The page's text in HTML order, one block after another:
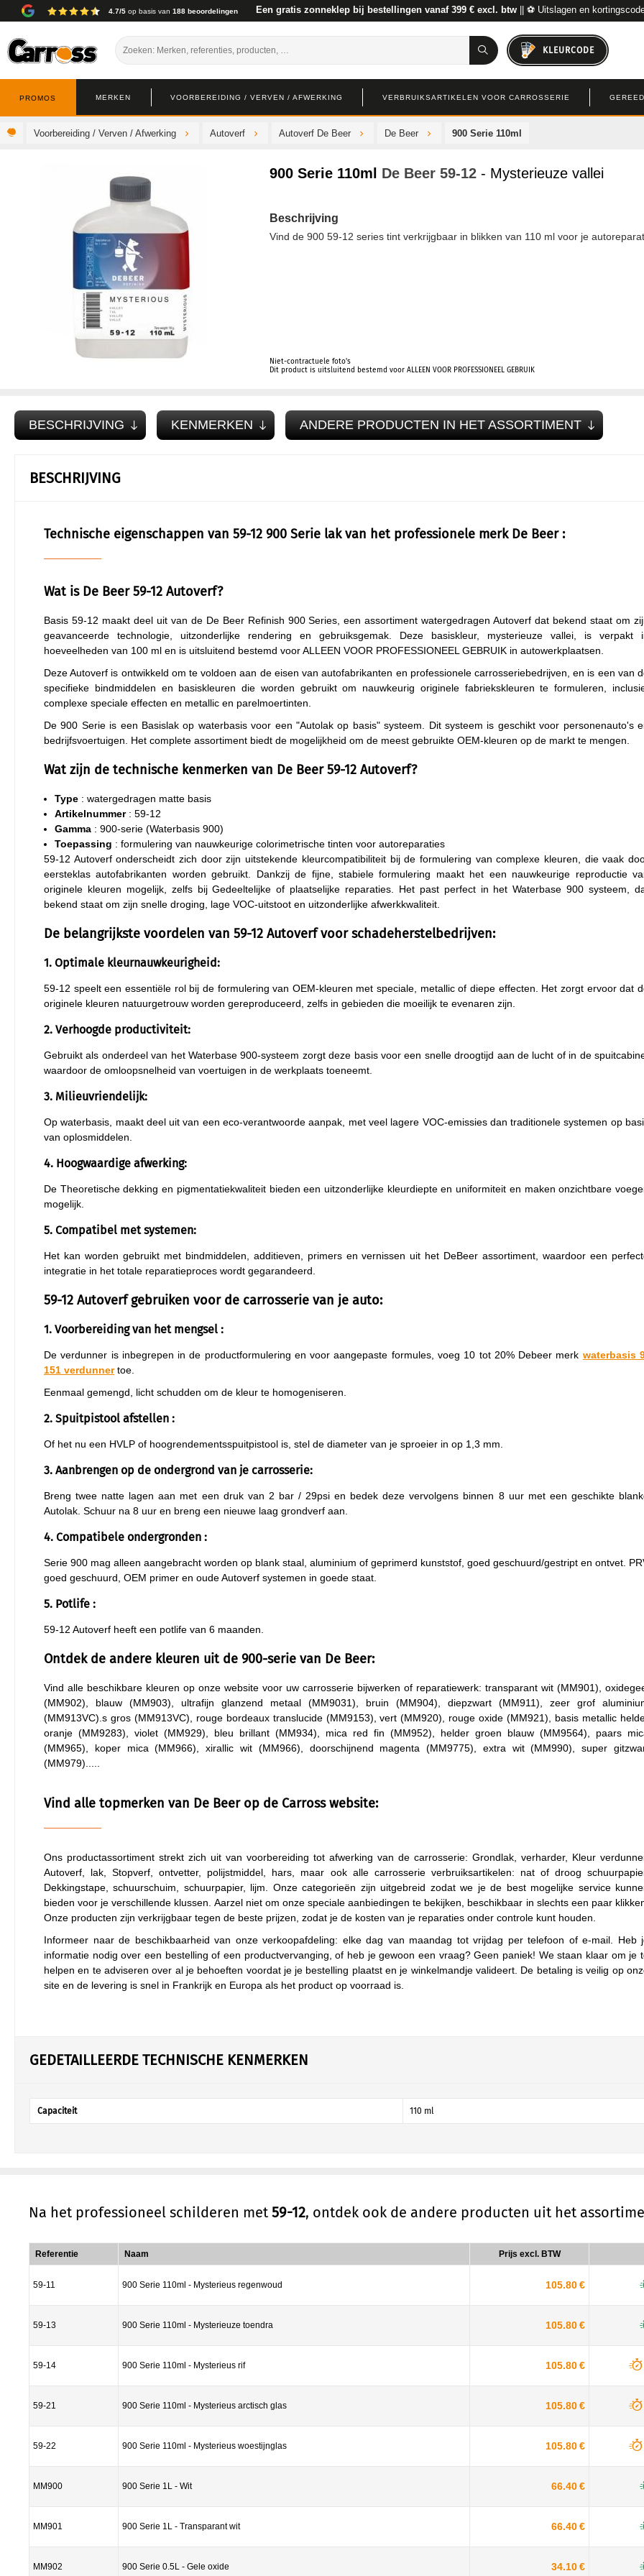
4.7/5 op basis van 188 beoordelingen Een gratis zonneklep bij bestellingen vanaf 399 € excl. btw || ⚽ Uitslagen en
KLEURCODE
VOORBEREIDING / VERVEN / AFWERKING VERBRUIKSARTIKELEN VOOR CARROSSERIE
MERKEN
PROMOS
Voorbereiding / Verven / Afwerking Autoverf Autoverf De Beer De Beer 900 Serie 110ml
900 Serie 110ml De Beer 59-12 - Mysterieuze vallei
Beschrijving
Vind de 900 59-12 series tint verkrijgbaar in blikken van 110 ml voor je
Niet-contractuele foto's
Dit product is uitsluitend bestemd voor ALLEEN VOOR PROFESSIONEEL GEBRUIK
BESCHRIJVING KENMERKEN ANDERE PRODUCTEN IN HET ASSORTIMENT
BESCHRIJVING
Technische eigenschappen van 59-12 900 Serie lak van het professionele merk De Beer :
Wat is De Beer 59-12 Autoverf?
Basis 59-12 maakt deel uit van de De Beer Refinish 900 Series, een assortiment watergedragen Autoverf dat bekend staat om
geavanceerde technologie, uitzonderlijke rendering en gebruiksgemak. Deze basiskleur, mysterieuze vallei, is verpakt
hoeveelheden van 100 ml en is uitsluitend bestemd voor ALLEEN VOOR PROFESSIONEEL GEBRUIK in autowerkplaatsen.
Deze Autoverf is ontwikkeld om te voldoen aan de eisen van autofabrikanten en professionele carrosseriebedrijven, en is een van
specifieke bindmiddelen en basiskleuren die worden gebruikt om nauwkeurig originele fabriekskleuren te formuleren,
complexe speciale effecten en metallic en parelmoertinten.
De 900 Serie is een Basislak op waterbasis voor een "Autolak op basis" systeem. Dit systeem is geschikt voor personenauto's
bedrijfsvoertuigen. Het complete assortiment biedt de mogelijkheid om de meest gebruikte OEM-kleuren op de markt te mengen.
Wat zijn de technische kenmerken van De Beer 59-12 Autoverf?
Type : watergedragen matte basis
Artikelnummer : 59-12
Gamma : 900-serie (Waterbasis 900)
Toepassing : formulering van nauwkeurige colorimetrische tinten voor autoreparaties
59-12 Autoverf onderscheidt zich door zijn uitstekende kleurcompatibiliteit bij de formulering van complexe kleuren, die vaak
eersteklas autofabrikanten worden gebruikt. Dankzij de fijne, stabiele formulering maakt het een nauwkeurige reproductie
originele kleuren mogelijk, zelfs bij Gedeeltelijke of plaatselijke reparaties. Het past perfect in het Waterbase 900 systeem,
bekend staat om zijn snelle droging, lage VOC-uitstoot en uitzonderlijke afwerkkwaliteit.
De belangrijkste voordelen van 59-12 Autoverf voor schadeherstelbedrijven:
1. Optimale kleurnauwkeurigheid:
59-12 speelt een essentiële rol bij de formulering van OEM-kleuren met speciale, metallic of diepe effecten. Het zorgt ervoor dat
originele kleuren natuurgetrouw worden gereproduceerd, zelfs in gebieden die moeilijk te evenaren zijn.
2. Verhoogde productiviteit:
Gebruikt als onderdeel van het Waterbase 900-systeem zorgt deze basis voor een snelle droogtijd aan de lucht of in de
waardoor de omloopsnelheid van voertuigen in de werkplaats toeneemt.
3. Milieuvriendelijk:
Op waterbasis, maakt deel uit van een eco-verantwoorde aanpak, met veel lagere VOC-emissies dan traditionele systemen op
van oplosmiddelen.
4. Hoogwaardige afwerking:
De Theoretische dekking en pigmentatiekwaliteit bieden een uitzonderlijke kleurdiepte en uniformiteit en maken onzichtbare
mogelijk.
5. Compatibel met systemen:
Het kan worden gebruikt met bindmiddelen, additieven, primers en vernissen uit het DeBeer assortiment, waardoor een
integratie in het totale reparatieproces wordt gegarandeerd.
59-12 Autoverf gebruiken voor de carrosserie van je auto:
1. Voorbereiding van het mengsel :
De verdunner is inbegrepen in de productformulering en voor aangepaste formules, voeg 10 tot 20% Debeer merk waterbasis
151 verdunnertoe.
Eenmaal gemengd, licht schudden om de kleur te homogeniseren.
2. Spuitpistool afstellen :
Of het nu een HVLP of hoogrendementsspuitpistool is, stel de diameter van je sproeier in op 1,3 mm.
3. Aanbrengen op de ondergrond van je carrosserie:
Breng twee natte lagen aan met een druk van 2 bar / 29psi en bedek deze vervolgens binnen 8 uur met een geschikte
Autolak. Schuur na 8 uur en breng een nieuwe laag grondverf aan.
4. Compatibele ondergronden :
Serie 900 mag alleen aangebracht worden op blank staal, aluminium of geprimerd kunststof, goed geschuurd/gestript en ontvet.
goed geschuurd, OEM primer en oude Autoverf systemen in goede staat.
5. Potlife :
59-12 Autoverf heeft een potlife van 6 maanden.
Ontdek de andere kleuren uit de 900-serie van De Beer:
Vind alle beschikbare kleuren op onze website voor uw carrosserie bijwerken of reparatiewerk: transparant wit (MM901),
(MM902), blauw (MM903), ultrafijn glanzend metaal (MM9031), bruin (MM904), diepzwart (MM911), zeer grof
(MM913VC).s gros (MM913VC), rouge bordeaux translucide (MM9153), vert (MM920), rouge oxide (MM921), basis metallic
oranje (MM9283), violet (MM929), bleu brillant (MM934), mica red fin (MM952), helder groen blauw (MM9564), paars
(MM965), koper mica (MM966), xirallic wit (MM966), doorschijnend magenta (MM9775), extra wit (MM990), super
(MM979).....
Vind alle topmerken van De Beer op de Carross website:
Ons productassortiment strekt zich uit van voorbereiding tot afwerking van de carrosserie: Grondlak, verharder, Kleur
Autoverf, lak, Stopverf, ontvetter, polijstmiddel, hars, maar ook alle carrosserie verbruiksartikelen: nat of droog
Dekkingstape, schuurschuim, schuurpapier, lijm. Onze categorieën zijn uitgebreid zodat we je de best mogelijke service
bieden voor je verschillende klussen. Aarzel niet om onze speciale aanbiedingen te bekijken, beschikbaar in slechts een paar
Onze producten zijn verkrijgbaar tegen de beste prijzen, zodat je de kosten van je reparaties onder controle kunt houden.
Informeer naar de beschikbaarheid van onze verkoopafdeling: elke dag van maandag tot vrijdag per telefoon of e-mail. Heb
informatie nodig over een bestelling of een productvervanging, of heb je gewoon een vraag? Geen paniek! We staan klaar om je
helpen en te adviseren over al je behoeften voordat je je bestelling plaatst en je winkelmandje valideert. De betaling is veilig op
site en de levering is snel in Frankrijk en Europa als het product op voorraad is.
GEDETAILLEERDE TECHNISCHE KENMERKEN
Capaciteit 110 ml
Na het professioneel schilderen met 59-12, ontdek ook de andere producten uit het
Referentie Naam Prijs excl. BTW
59-11 900 Serie 110ml - Mysterieus regenwoud 105.80 €
59-13 900 Serie 110ml - Mysterieuze toendra 105.80 €
59-14 900 Serie 110ml - Mysterieus rif 105.80 €
59-21 900 Serie 110ml - Mysterieus arctisch glas 105.80 €
59-22 900 Serie 110ml - Mysterieus woestijnglas 105.80 €
MM900 900 Serie 1L - Wit 66.40 €
MM901 900 Serie 1L - Transparant wit 66.40 €
MM902 900 Serie 0.5L - Gele oxide 34.10 €